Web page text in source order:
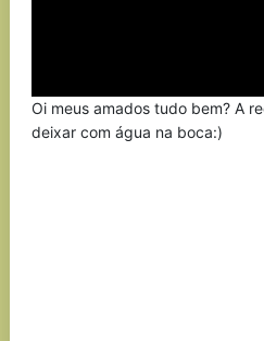
Oi meus amados tudo bem? A
deixar com água na boca:)